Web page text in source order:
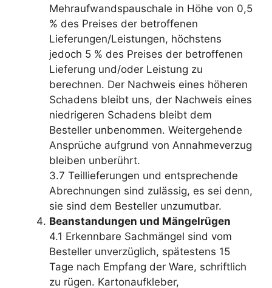
Mehraufwandspauschale in Höhe von 0,5
% des Preises der betroffenen
Lieferungen/Leistungen, höchstens
jedoch 5 % des Preises der betroffenen
Lieferung und/oder Leistung zu
berechnen. Der Nachweis eines höheren
Schadens bleibt uns, der Nachweis eines
niedrigeren Schadens bleibt dem
Besteller unbenommen. Weitergehende
Ansprüche aufgrund von Annahmeverzug
bleiben unberührt.
3.7 Teillieferungen und entsprechende
Abrechnungen sind zulässig, es sei denn,
sie sind dem Besteller unzumutbar.
Beanstandungen und Mängelrügen
4.1 Erkennbare Sachmängel sind vom
Besteller unverzüglich, spätestens 15
Tage nach Empfang der Ware, schriftlich
zu rügen. Kartonaufkleber,